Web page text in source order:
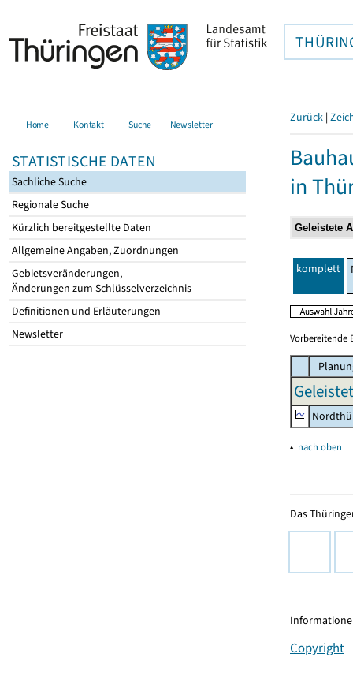
Home Kontakt Suche Newsletter
STATISTISCHE DATEN
Sachliche Suche
Regionale Suche
Kürzlich bereitgestellte Daten
Allgemeine Angaben, Zuordnungen
Gebietsveränderungen,
Änderungen zum Schlüsselverzeichnis
Definitionen und Erläuterungen
Newsletter
Zurück |
in
komplett
Vorbereitende
▴ nach oben
Das
Copyright